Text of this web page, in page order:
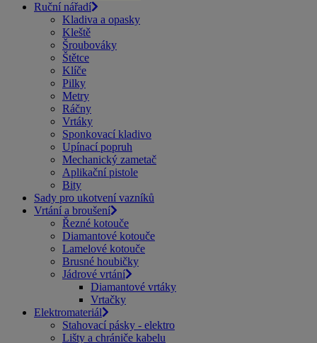
Ruční nářadí
Kladiva a opasky
Kleště
Šroubováky
Štětce
Klíče
Pilky
Metry
Ráčny
Vrtáky
Sponkovací kladivo
Upínací popruh
Mechanický zametač
Aplikační pistole
Bity
Sady pro ukotvení vazníků
Vrtání a broušení
Řezné kotouče
Diamantové kotouče
Lamelové kotouče
Brusné houbičky
Jádrové vrtání
Diamantové vrtáky
Vrtačky
Elektromateriál
Stahovací pásky - elektro
Lišty a chrániče kabelu